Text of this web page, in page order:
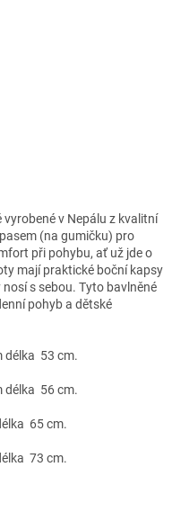
v Nepálu z kvalitní
(na gumičku) pro
při pohybu, ať už jde o
mají praktické boční kapsy
s sebou. Tyto bavlněné
pohyb a dětské
délka 53 cm.
délka 56 cm.
65 cm.
73 cm.